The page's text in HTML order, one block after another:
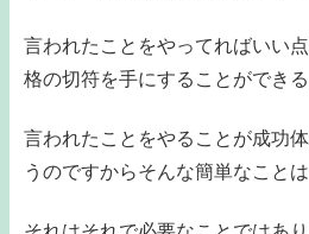
言われたことをやってればいい
格の切符を手にすることができる
言われたことをやることが成功
うのですからそんな簡単なことは